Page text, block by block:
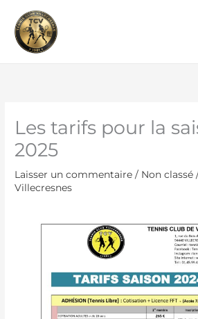
contenu
Les tarifs pour la
2025
Laisser un commentaire / Non classé
Villecresnes